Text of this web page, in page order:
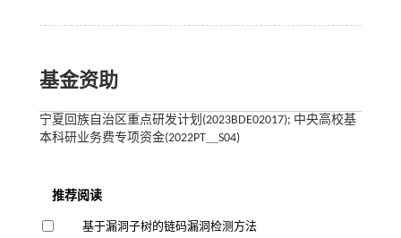
基金资助
宁夏回族自治区重点研发计划(2023BDE02017); 中央高校基
本科研业务费专项资金(2022PT＿S04)